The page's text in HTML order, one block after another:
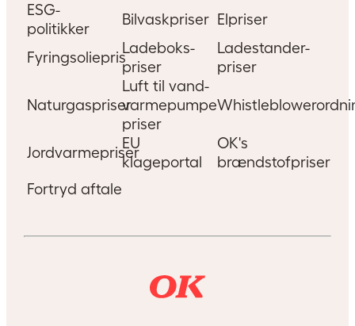
ESG-
politikker
Bilvaskpriser Elpriser
Fyringsoliepris
Ladeboks-
priser
Ladestander-
priser
Naturgaspriser
Luft til vand-
varmepumpe
priser
Jordvarmepriser
EU
klageportal
OK's
brændstofpriser
Fortryd aftale